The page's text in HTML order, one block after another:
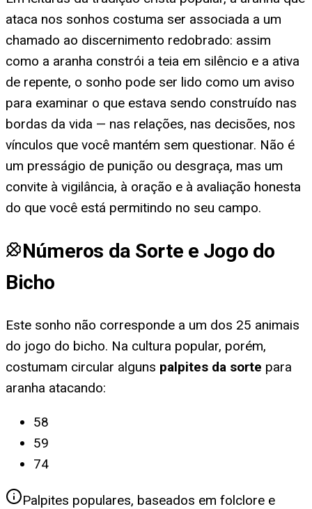
ataca nos sonhos costuma ser associada a um
chamado ao discernimento redobrado: assim
como a aranha constrói a teia em silêncio e a ativa
de repente, o sonho pode ser lido como um aviso
para examinar o que estava sendo construído nas
bordas da vida — nas relações, nas decisões, nos
vínculos que você mantém sem questionar. Não é
um presságio de punição ou desgraça, mas um
convite à vigilância, à oração e à avaliação honesta
do que você está permitindo no seu campo.
Números da Sorte e Jogo do
Bicho
Este sonho não corresponde a um dos 25 animais
do jogo do bicho. Na cultura popular, porém,
costumam circular alguns palpites da sorte para
aranha atacando:
58
59
74
Palpites populares, baseados em folclore e